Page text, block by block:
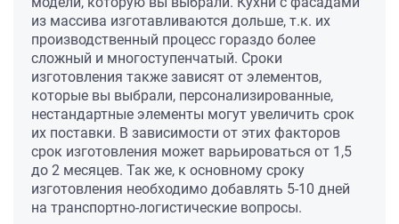
из массива изготавливаются дольше, т.к. их
производственный процесс гораздо более
сложный и многоступенчатый. Сроки
изготовления также зависят от элементов,
которые вы выбрали, персонализированные,
нестандартные элементы могут увеличить срок
их поставки. В зависимости от этих факторов
срок изготовления может варьироваться от 1,5
до 2 месяцев. Так же, к основному сроку
изготовления необходимо добавлять 5-10 дней
на транспортно-логистические вопросы.